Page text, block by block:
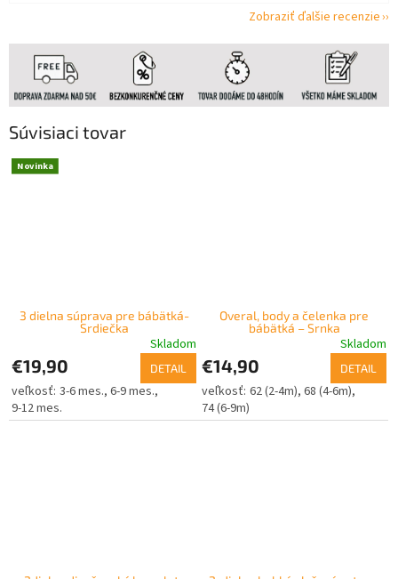
Súvisiaci tovar
Novinka
3 dielna súprava pre bábätká-
Srdiečka
Skladom
€19,90 DETAIL
3-6 mes. 6-9 mes.
9-12 mes.
Overal, body a čelenka pre
bábätká – Srnka
Skladom
€14,90 DETAIL
62 (2-4m) 68 (4-6m)
74 (6-9m)
Zobraziť ďalšie recenzie